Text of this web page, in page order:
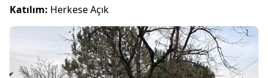
Katılım: Herkese Açık